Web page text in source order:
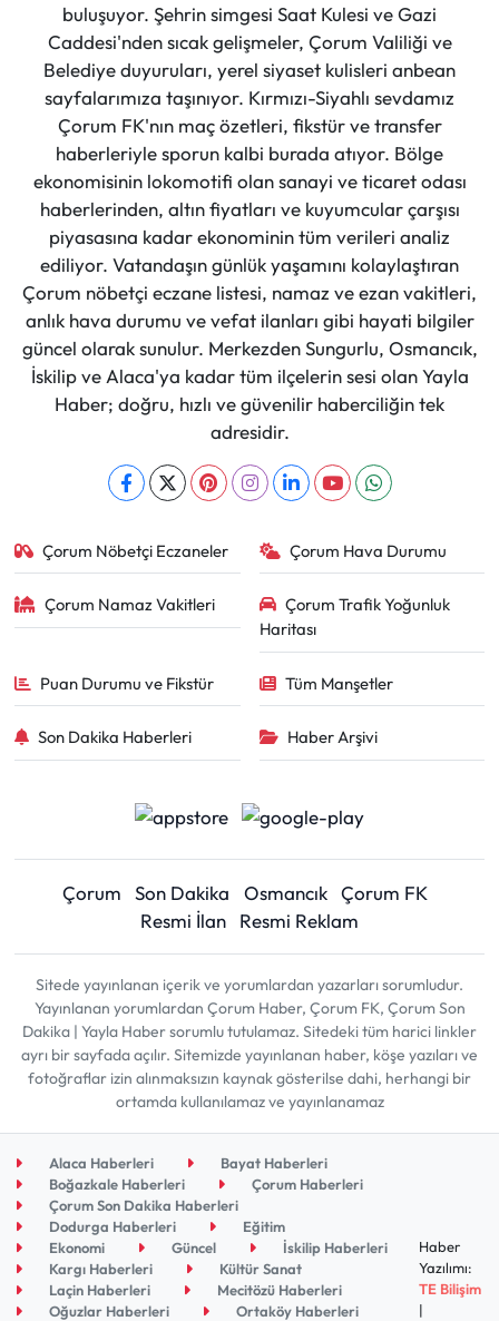
buluşuyor. Şehrin simgesi Saat Kulesi ve Gazi
Caddesi'nden sıcak gelişmeler, Çorum Valiliği ve
Belediye duyuruları, yerel siyaset kulisleri anbean
sayfalarımıza taşınıyor. Kırmızı-Siyahlı sevdamız
Çorum FK'nın maç özetleri, fikstür ve transfer
haberleriyle sporun kalbi burada atıyor. Bölge
ekonomisinin lokomotifi olan sanayi ve ticaret odası
haberlerinden, altın fiyatları ve kuyumcular çarşısı
piyasasına kadar ekonominin tüm verileri analiz
ediliyor. Vatandaşın günlük yaşamını kolaylaştıran
Çorum nöbetçi eczane listesi, namaz ve ezan vakitleri,
anlık hava durumu ve vefat ilanları gibi hayati bilgiler
güncel olarak sunulur. Merkezden Sungurlu, Osmancık,
İskilip ve Alaca'ya kadar tüm ilçelerin sesi olan Yayla
Haber; doğru, hızlı ve güvenilir haberciliğin tek
adresidir.
Çorum Nöbetçi Eczaneler Çorum Hava Durumu
Çorum Namaz Vakitleri
Çorum Trafik Yoğunluk
Haritası
Puan Durumu ve Fikstür Tüm Manşetler
Son Dakika Haberleri Haber Arşivi
Çorum Son Dakika Osmancık Çorum FK
Resmi İlan
Resmi Reklam
Sitede yayınlanan içerik ve yorumlardan yazarları sorumludur.
Yayınlanan yorumlardan Çorum Haber, Çorum FK, Çorum Son
Dakika | Yayla Haber sorumlu tutulamaz. Sitedeki tüm harici linkler
ayrı bir sayfada açılır. Sitemizde yayınlanan haber, köşe yazıları ve
fotoğraflar izin alınmaksızın kaynak gösterilse dahi, herhangi bir
ortamda kullanılamaz ve yayınlanamaz
Alaca Haberleri
Bayat Haberleri
Boğazkale Haberleri
Çorum Haberleri
Çorum Son Dakika Haberleri
Dodurga Haberleri
Eğitim
Ekonomi
Güncel
İskilip Haberleri
Kargı Haberleri
Kültür Sanat
Laçin Haberleri
Mecitözü Haberleri
Oğuzlar Haberleri
Ortaköy Haberleri
Haber
Yazılımı:
TE Bilişim
|